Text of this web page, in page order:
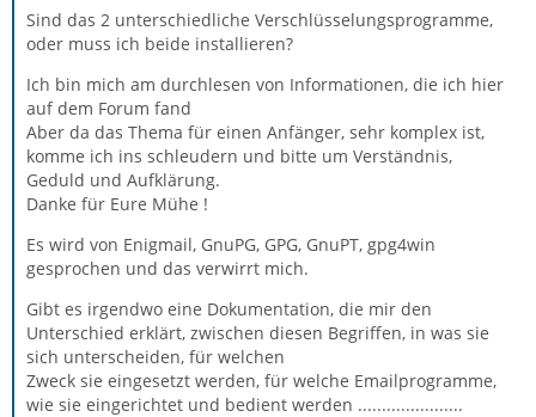
Sind das 2 unterschiedliche Verschlüsselungsprogramme,
oder muss ich beide installieren?
Ich bin mich am durchlesen von Informationen, die ich hier
auf dem Forum fand
Aber da das Thema für einen Anfänger, sehr komplex ist,
komme ich ins schleudern und bitte um Verständnis,
Geduld und Aufklärung.
Danke für Eure Mühe !
Es wird von Enigmail, GnuPG, GPG, GnuPT, gpg4win
gesprochen und das verwirrt mich.
Gibt es irgendwo eine Dokumentation, die mir den
Unterschied erklärt, zwischen diesen Begriffen, in was sie
sich unterscheiden, für welchen
Zweck sie eingesetzt werden, für welche Emailprogramme,
wie sie eingerichtet und bedient werden ......................